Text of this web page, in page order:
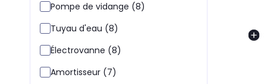
Pompe de vidange (8)
Tuyau d'eau (8)
Électrovanne (8)
Amortisseur (7)